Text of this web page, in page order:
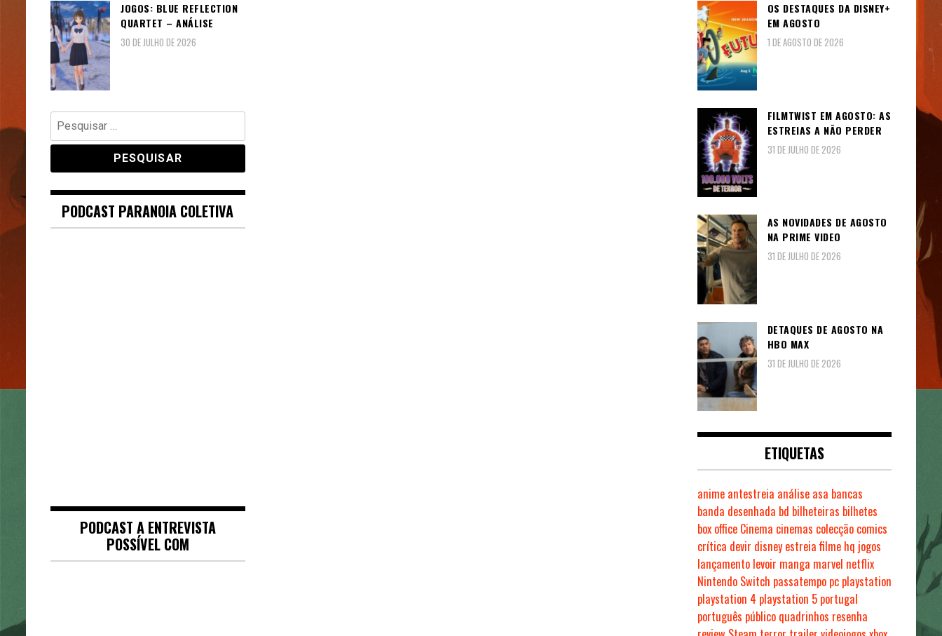
JOGOS: BLUE REFLECTION
QUARTET – ANÁLISE
30 DE JULHO DE 2026
Pesquisar
por:
PODCAST PARANOIA COLETIVA
PODCAST A ENTREVISTA
POSSÍVEL COM
OS DESTAQUES DA DISNEY+
EM AGOSTO
1 DE AGOSTO DE 2026
FILMTWIST EM AGOSTO: AS
ESTREIAS A NÃO PERDER
31 DE JULHO DE 2026
AS NOVIDADES DE AGOSTO
NA PRIME VIDEO
31 DE JULHO DE 2026
DETAQUES DE AGOSTO NA
HBO MAX
31 DE JULHO DE 2026
ETIQUETAS
anime antestreia análise asa bancas
banda desenhada bd bilheteiras bilhetes
box office Cinema cinemas colecção comics
crítica devir disney estreiafilme hq jogos
lançamento levoir manga marvel netflix
Nintendo Switch passatempo pc playstation
playstation 4 playstation 5 portugal
português público quadrinhos resenha